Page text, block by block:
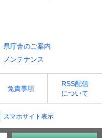
県庁舎のご案内
メンテナンス
免責事項
RSS配信
について
スマホサイト表示